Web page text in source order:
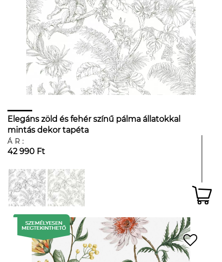
Elegáns zöld és fehér színű pálma állatokkal
mintás dekor tapéta
ÁR:
42 990 Ft